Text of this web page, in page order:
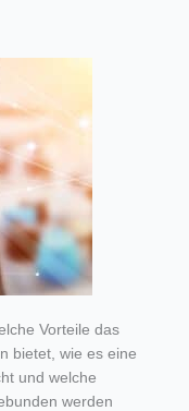
Vorteile das
bietet, wie es eine
und welche
werden